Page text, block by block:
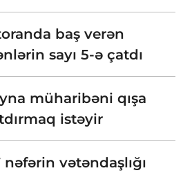
baş verən
sayı 5-ə çatdı
müharibəni qışa
istəyir
vətəndaşlığı